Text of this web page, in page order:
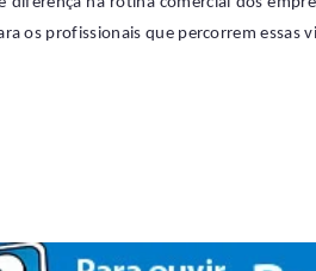
os profissionais que percorrem essas